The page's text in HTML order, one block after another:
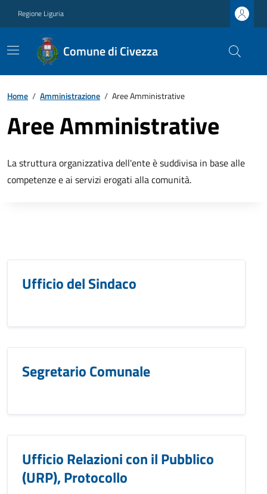
Regione Liguria
Comune di Civezza
Home / Amministrazione / Aree Amministrative
Aree Amministrative
La struttura organizzativa dell'ente è suddivisa in base alle
competenze e ai servizi erogati alla comunità.
Ufficio del Sindaco
Segretario Comunale
Ufficio Relazioni con il Pubblico
(URP), Protocollo